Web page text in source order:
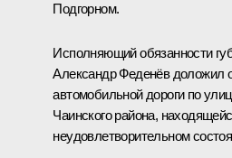
Подгорном.
Исполняющий обязанности
Александр Феденёв доложил
автомобильной дороги по
Чаинского района,
неудовлетворительном